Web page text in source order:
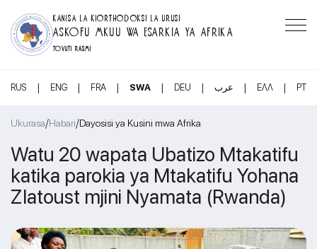
KANISA LA KIORTHODOKSI LA URUSI
ASKOFU MKUU WA ESARKIA YA AFRIKA
TOVUTI RASMI
RUS | ENG | FRA | SWA | DEU | عرب | ΕΛΛ | PT
Ukurasa/Habari/Dayosisi ya Kusini mwa Afrika
Watu 20 wapata Ubatizo Mtakatifu
katika parokia ya Mtakatifu Yohana
Zlatoust mjini Nyamata (Rwanda)